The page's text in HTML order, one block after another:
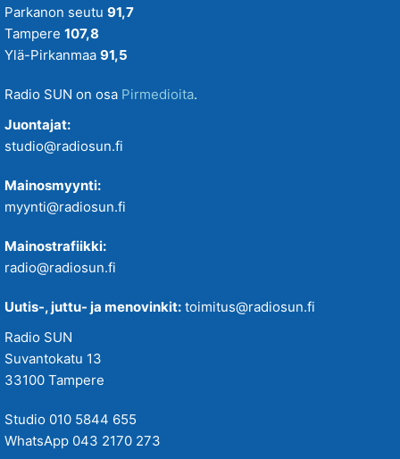
Parkanon seutu 91,7
Tampere 107,8
Ylä-Pirkanmaa 91,5
Radio SUN on osa Pirmedioita.
Juontajat:
studio@radiosun.fi
Mainosmyynti:
myynti@radiosun.fi
Mainostrafiikki:
radio@radiosun.fi
Uutis-, juttu- ja menovinkit: toimitus@radiosun.fi
Radio SUN
Suvantokatu 13
33100 Tampere
Studio 010 5844 655
WhatsApp 043 2170 273